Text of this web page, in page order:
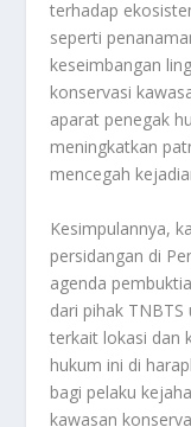
terhadap
seperti
keseimbangan
konservasi
aparat penegak
meningkatkan
mencegah
Kesimpulannya,
persidangan di
agenda
dari pihak
terkait lokasi dan
hukum ini di
bagi pelaku
kawasan